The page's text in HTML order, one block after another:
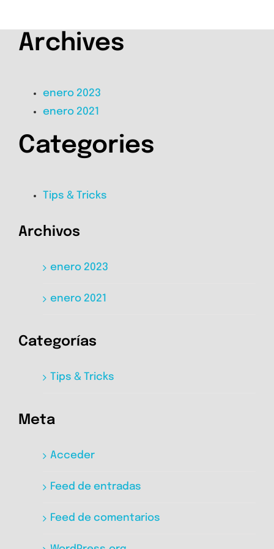
Archives
enero 2023
enero 2021
Categories
Tips & Tricks
Archivos
enero 2023
enero 2021
Categorías
Tips & Tricks
Meta
Acceder
Feed de entradas
Feed de comentarios